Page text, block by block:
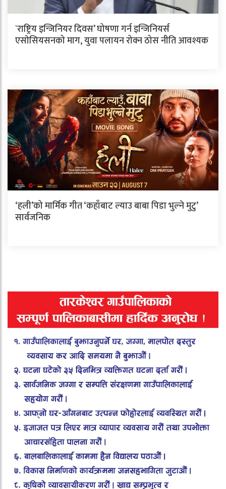
`राष्ट्रिय इन्जिनियर दिवस’ घोषणा गर्न इन्जिनियर्स
एसाेसियसनको माग, युवा पलायन रोक्न ठोस नीति आवश्यक
‘हली’को मार्मिक गीत ‘कहाँबाट ल्याउ बाबा पिडा भुल्ने मुटु’
सार्वजनिक